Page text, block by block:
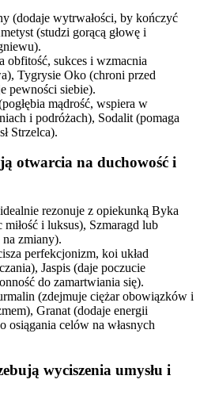
(dodaje wytrwałości, by kończyć
(studzi gorącą głowę i
obfitość, sukces i wzmacnia
Tygrysie Oko (chroni przed
pewności siebie).
mądrość, wspiera w
i podróżach), Sodalit (pomaga
Strzelca).
otwarcia na duchowość i
rezonuje z opiekunką Byka
i luksus), Szmaragd lub
zmiany).
perfekcjonizm, koi układ
Jaspis (daje poczucie
do zamartwiania się).
(zdejmuje ciężar obowiązków i
Granat (dodaje energii
celów na własnych
wyciszenia umysłu i